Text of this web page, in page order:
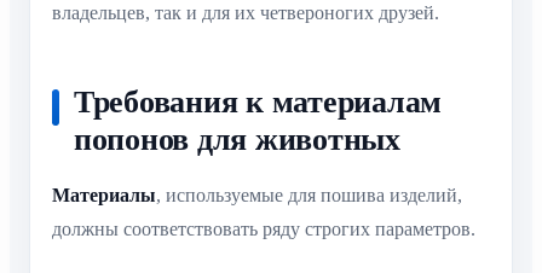
владельцев, так и для их четвероногих друзей.
Требования к материалам
попонов для животных
Материалы, используемые для пошива изделий,
должны соответствовать ряду строгих параметров.